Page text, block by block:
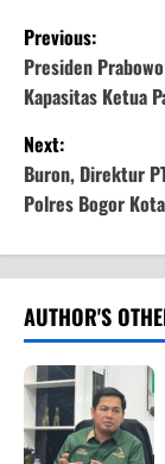
P
o
s
t
n
a
v
i
g
Previous:
Presiden
Kapasitas Ketua
Next:
Buron, Direktur
Polres Bogor Kota
AUTHOR'S